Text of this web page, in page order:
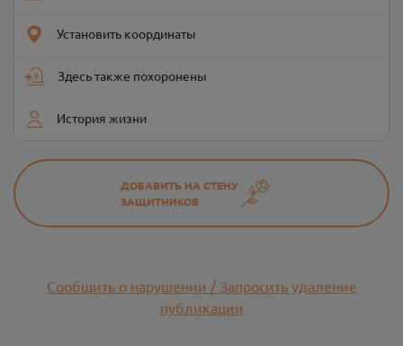
Установить координаты
Здесь также похоронены
История жизни
ДОБАВИТЬ НА СТЕНУ
ЗАЩИТНИКОВ
Сообщить о нарушении / Запросить удаление
публикации